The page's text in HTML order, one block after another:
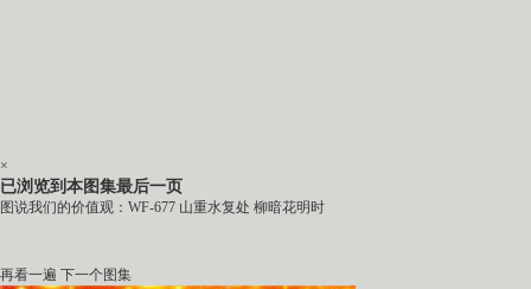
×
已浏览到本图集最后一页
图说我们的价值观：WF-677 山重水复处 柳暗花明时
再看一遍 下一个图集